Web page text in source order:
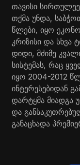
თავისი
თქმა უნდა,
წლები, იყო
კრიზისი და სხვა
დიდი, მძიმე
სისტემას, რაც
იყო 2004-2012
ინტერესებიდან
დარტყმა მიადგა
და
განაცხადა